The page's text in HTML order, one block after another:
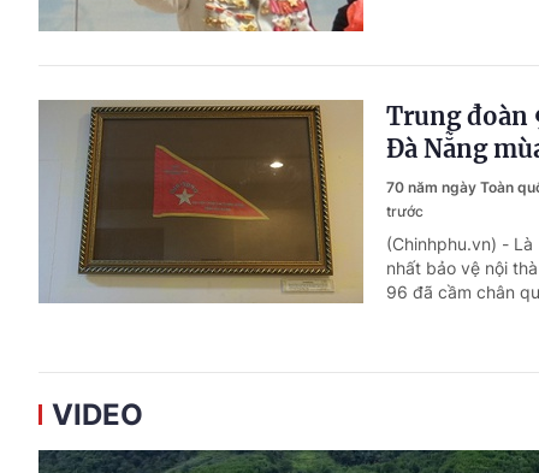
Trung đoàn
Đà Nẵng
70 năm ngày Toàn
trước
(Chinhphu.vn) -
nhất bảo vệ nội
96 đã cầm chân
VIDEO